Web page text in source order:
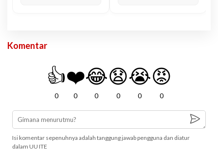
Komentar
👍
0
❤️
0
😂
0
😧
0
😭
0
😡
0
Isi komentar sepenuhnya adalah tanggung jawab pengguna dan diatur
dalam UU ITE